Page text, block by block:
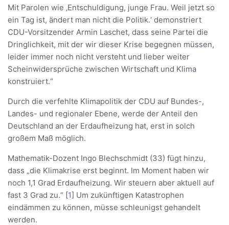
Mit Parolen wie ‚Entschuldigung, junge Frau. Weil jetzt so
ein Tag ist, ändert man nicht die Politik.‘ demonstriert
CDU-Vorsitzender Armin Laschet, dass seine Partei die
Dringlichkeit, mit der wir dieser Krise begegnen müssen,
leider immer noch nicht versteht und lieber weiter
Scheinwidersprüche zwischen Wirtschaft und Klima
konstruiert.“
Durch die verfehlte Klimapolitik der CDU auf Bundes-,
Landes- und regionaler Ebene, werde der Anteil den
Deutschland an der Erdaufheizung hat, erst in solch
großem Maß möglich.
Mathematik-Dozent Ingo Blechschmidt (33) fügt hinzu,
dass „die Klimakrise erst beginnt. Im Moment haben wir
noch 1,1 Grad Erdaufheizung. Wir steuern aber aktuell auf
fast 3 Grad zu.“ [1] Um zukünftigen Katastrophen
eindämmen zu können, müsse schleunigst gehandelt
werden.